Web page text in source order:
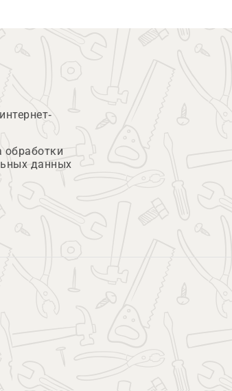
обработки
данных